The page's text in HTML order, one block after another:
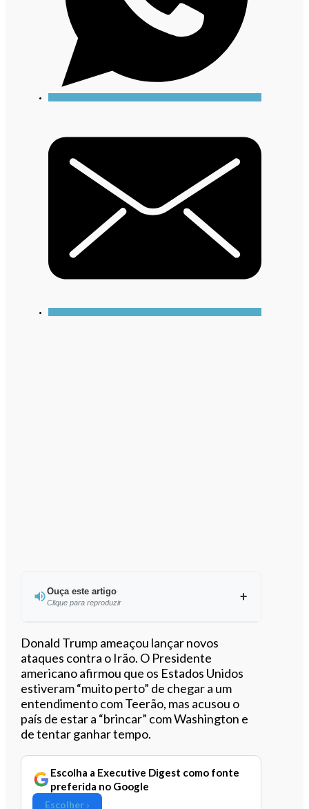
Ouça este artigo
Clique para reproduzir
Ouvir este artigo
Donald Trump ameaçou lançar novos
ataques contra o Irão. O Presidente
americano afirmou que os Estados Unidos
estiveram “muito perto” de chegar a um
entendimento com Teerão, mas acusou o
país de estar a “brincar” com Washington e
de tentar ganhar tempo.
Escolha a Executive Digest como fonte
preferida no Google
Escolher ›